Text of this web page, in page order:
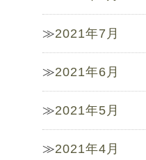
2021年7月
2021年6月
2021年5月
2021年4月